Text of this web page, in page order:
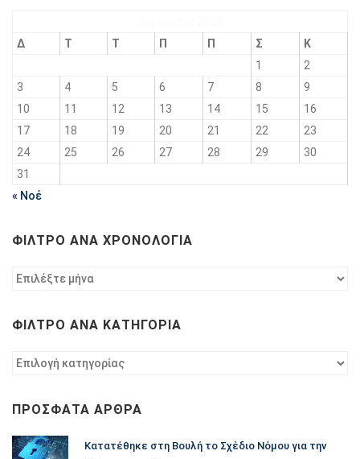
Δ
Τ Τ Π Π Σ
Κ
1
2
3
4 5 6 7 8
9
10
11 12 13 14 15
16
17
18 19 20 21 22
23
24
25 26 27 28 29
30
31
« Νοέ
ΦΊΛΤΡΟ ΑΝΆ ΧΡΟΝΟΛΟΓΊΑ
Φίλτρο
ΦΊΛΤΡΟ ΑΝΆ ΚΑΤΗΓΟΡΊΑ
Φίλτρο
ΠΡΌΣΦΑΤΑ ΆΡΘΡΑ
Κατατέθηκε στη Βουλή το Σχέδιο Νόμου για την